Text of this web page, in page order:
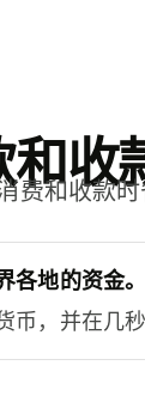
收
费和收款
各地的资金。
币，并在几秒